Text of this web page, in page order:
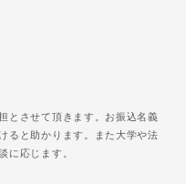
とさせて頂きます。お振込名義
ると助かります。また大学や法
に応じます。